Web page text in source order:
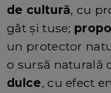
de cultură, cu
gât și tuse;
un protector
o sursă naturală
dulce, cu efect